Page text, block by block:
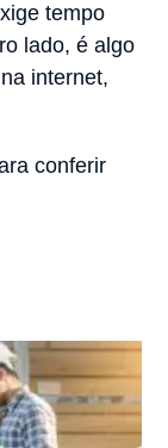
tempo
lado, é algo
internet,
conferir